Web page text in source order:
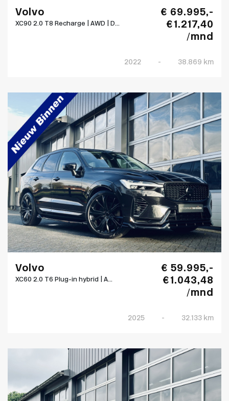
Volvo
XC90 2.0 T8 Recharge | AWD | D...
€ 69.995,-
€ 1.217,40
/mnd
2022 - 38.869 km
Volvo
XC60 2.0 T6 Plug-in hybrid | A...
€ 59.995,-
€ 1.043,48
/mnd
2025 - 32.133 km